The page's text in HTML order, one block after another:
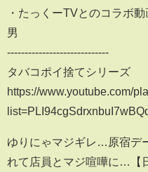
・たっくーTVとのコラボ
男
-----------------------------
タバコポイ捨てシリーズ
https://www.youtube.com/
ゆりにゃマジギレ…原宿デ
れて店員とマジ喧嘩に…【